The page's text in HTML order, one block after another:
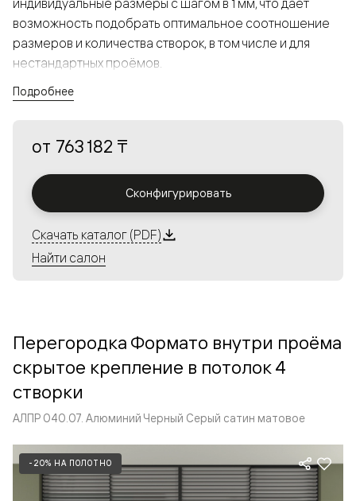
возможность подобрать оптимальное соотношение
размеров и количества створок, в том числе и для
нестандартных проёмов.
а большой выбор вставок из стекла с различными
решения в интерьере и варьировать освещённость.
Алюминиевые перегородки имеют единый профиль
с алюминиевыми дверьми и легко сочетаются в одном
алюминиевых перегородок и дверей координируется
со стеновыми панелями Волховец.
Подробнее
от 763 182 ₸
Сконфигурировать
Скачать каталог (PDF)
Найти салон
Перегородка Формато внутри проёма
скрытое крепление в потолок 4
створки
АЛПР 040.07. Алюминий Черный Серый сатин матовое
-20% НА ПОЛОТНО